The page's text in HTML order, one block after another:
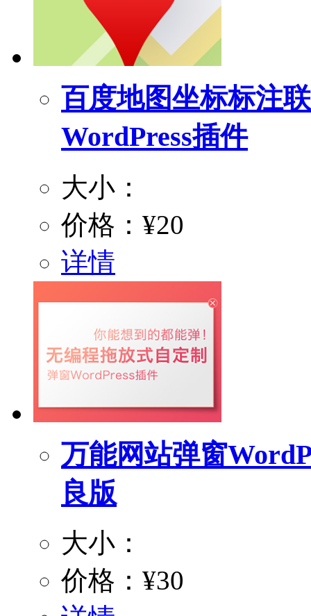
百度地图坐标标注
WordPress插件
大小：
价格： ¥20
详情
万能网站弹窗
良版
大小：
价格： ¥30